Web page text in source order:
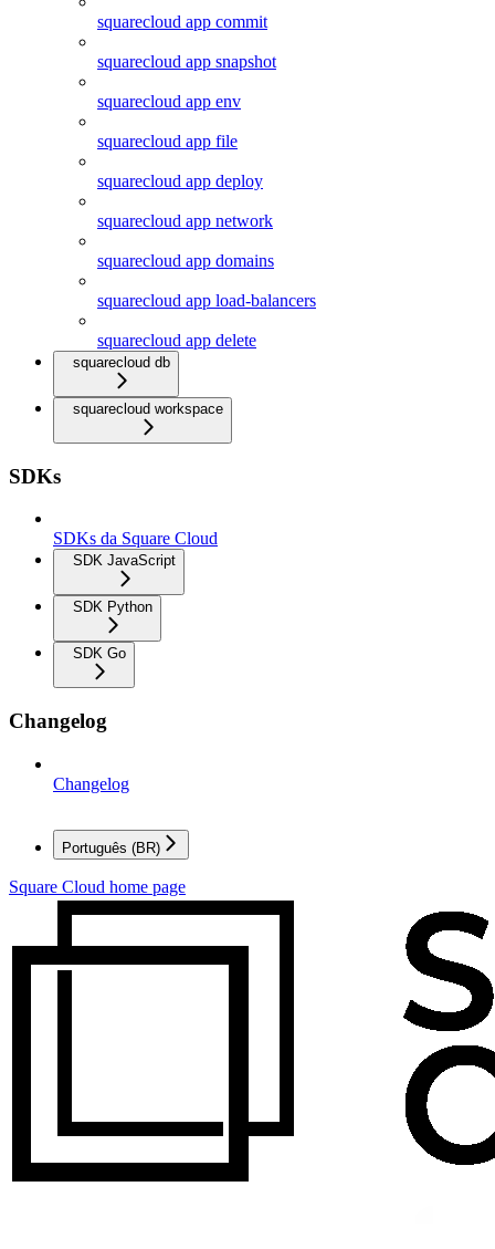
squarecloud app commit
squarecloud app snapshot
squarecloud app env
squarecloud app file
squarecloud app deploy
squarecloud app network
squarecloud app domains
squarecloud app load-balancers
squarecloud app delete
squarecloud db
squarecloud workspace
SDKs
SDKs da Square Cloud
SDK JavaScript
SDK Python
SDK Go
Changelog
Changelog
Português (BR)
Square Cloud home page